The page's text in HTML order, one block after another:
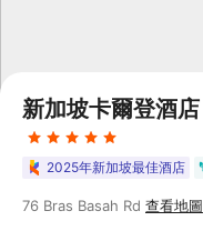
新加坡卡爾登酒店
2025年新加坡最佳酒店
76 Bras Basah Rd 查看地圖